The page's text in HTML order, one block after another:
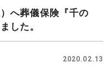
へ葬儀保険『千の
した。
2020.02.13